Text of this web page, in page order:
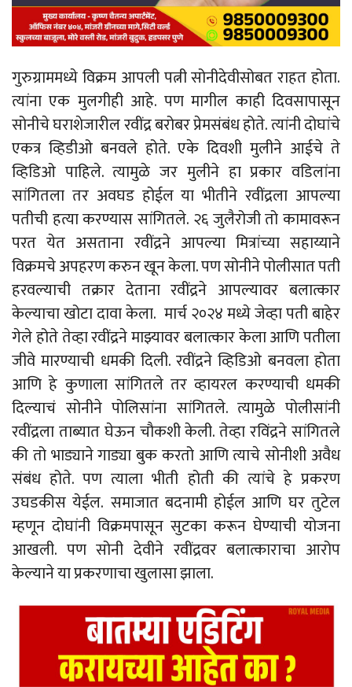
गुरुग्राममध्ये विक्रम आपली पत्नी सोनीदेवीसोबत राहत होता.
त्यांना एक मुलगीही आहे. पण मागील काही दिवसापासून
सोनीचे घराशेजारील रवींद्र बरोबर प्रेमसंबंध होते. त्यांनी दोघांचे
एकत्र व्हिडीओ बनवले होते. एके दिवशी मुलीने आईचे ते
व्हिडिओ पाहिले. त्यामुळे जर मुलीने हा प्रकार वडिलांना
सांगितला तर अवघड होईल या भीतीने रवींद्रला आपल्या
पतीची हत्या करण्यास सांगितले. २६ जुलैरोजी तो कामावरून
परत येत असताना रवींद्रने आपल्या मित्रांच्या सहाय्याने
विक्रमचे अपहरण करुन खून केला. पण सोनीने पोलीसात पती
हरवल्याची तक्रार देताना रवींद्रने आपल्यावर बलात्कार
केल्याचा खोटा दावा केला. मार्च २०२४ मध्ये जेव्हा पती बाहेर
गेले होते तेव्हा रवींद्रने माझ्यावर बलात्कार केला आणि पतीला
जीवे मारण्याची धमकी दिली. रवींद्रने व्हिडिओ बनवला होता
आणि हे कुणाला सांगितले तर व्हायरल करण्याची धमकी
दिल्याचं सोनीने पोलिसांना सांगितले. त्यामुळे पोलीसांनी
रवींद्रला ताब्यात घेऊन चाैकशी केली. तेव्हा रविंद्रने सांगितले
की तो भाड्याने गाड्या बुक करतो आणि त्याचे सोनीशी अवैध
संबंध होते. पण त्याला भीती होती की त्यांचे हे प्रकरण
उघडकीस येईल. समाजात बदनामी होईल आणि घर तुटेल
म्हणून दोघांनी विक्रमपासून सुटका करून घेण्याची योजना
आखली. पण सोनी देवीने रवींद्रवर बलात्काराचा आरोप
केल्याने या प्रकरणाचा खुलासा झाला.